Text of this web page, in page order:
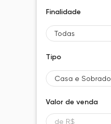
Finalidade
Todas
Tipo
Casa e Sobrado
Valor de venda